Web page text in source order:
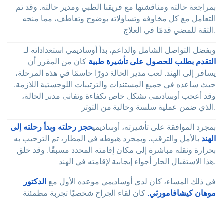
بمراجعة حالته ومناقشتها مع فريقنا الطبي ومدير حالته. وقد تم
التعامل مع كل مخاوفه وتساؤلاته بوضوح وتعاطف، مما منحه
الثقة للمضي قدمًا في العلاج.
وبفضل التواصل الشامل والداعم، بدأ أوساديمي استعداداته لـ
التقدم بطلب للحصول على تأشيرة طبية كان من المقرر أن
يسافر إلى الهند. لعب مدير الحالة دورًا حاسمًا في هذه المرحلة،
حيث ساعده في جميع المستندات والترتيبات اللوجستية اللازمة.
وقد أعجب أوساديمي بشكل خاص بكفاءة وتفاني مدير الحالة،
الذي ضمن عملية سلسة وخالية من التوتر.
بمجرد الموافقة على تأشيرته، أوساديميحجز رحلته وبدأ رحلته إلى
الهند بالأمل والترقب. وبمجرد هبوطه في المطار، تم الترحيب به
بحرارة ونقله مباشرة إلى مكان إقامته المحدد مسبقًا. وقد خلق
هذا الاستقبال الحار أجواء إيجابية لإقامته في الهند.
في ذلك المساء، كان لدى أوساديمي موعده الأول مع الدكتور
موهان كيشافامورثي. كان لقاء الجراح شخصيًا تجربة مطمئنة